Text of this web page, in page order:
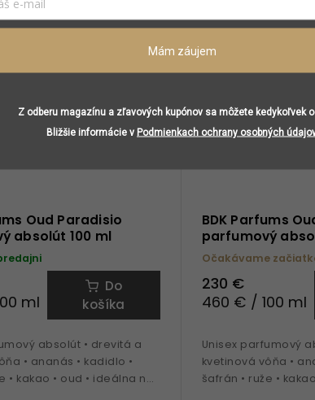
• bergamot • ruža •
kvet • vanilka •
vanilka •
Oud Paradisio
absolút 100 ml
ml
Do
košíka
absolút • drevitá a
• ananás • kadidlo •
• kakao • oud • ideálna na
BDK Parfums
parfumový
Očakávame
230 €
460 € / 100 ml
Unisex parfumový
kvetinová vôňa •
šafrán • ruže •
Mám záujem
Z odberu magazínu a zľavových kupónov sa môžete kedykoľvek
Bližšie informácie v Podmienkach ochrany osobných